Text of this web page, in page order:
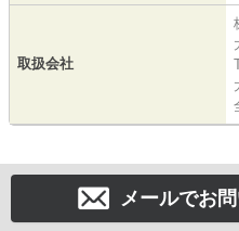
取扱会社
メールでお